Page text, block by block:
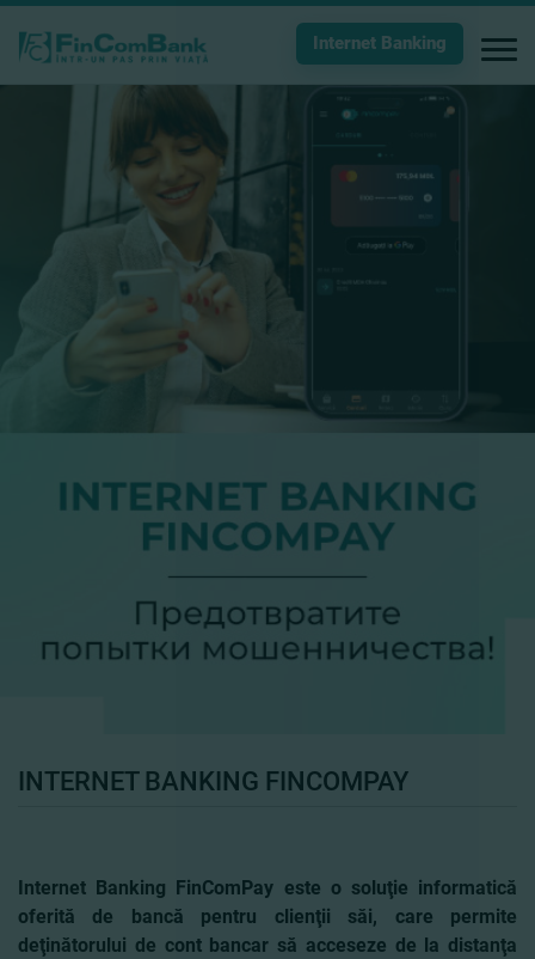
Internet Banking
INTERNET BANKING FINCOMPAY
Internet Banking FinComPay este o soluţie informatică
oferită de bancă pentru clienţii săi, care permite
deţinătorului de cont bancar să acceseze de la distanţa